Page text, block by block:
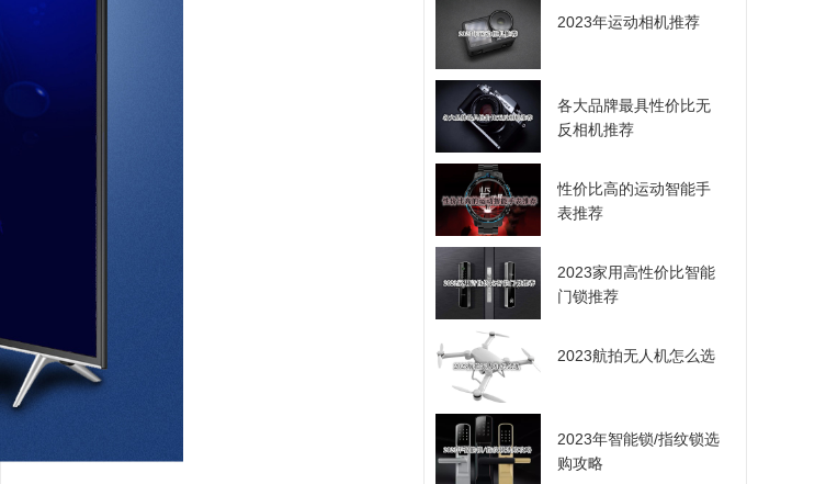
2023年运动相机推荐
各大品牌最具性价比无
反相机推荐
性价比高的运动智能手
表推荐
2023家用高性价比智能
门锁推荐
2023航拍无人机怎么选
2023年智能锁/指纹锁选
购攻略